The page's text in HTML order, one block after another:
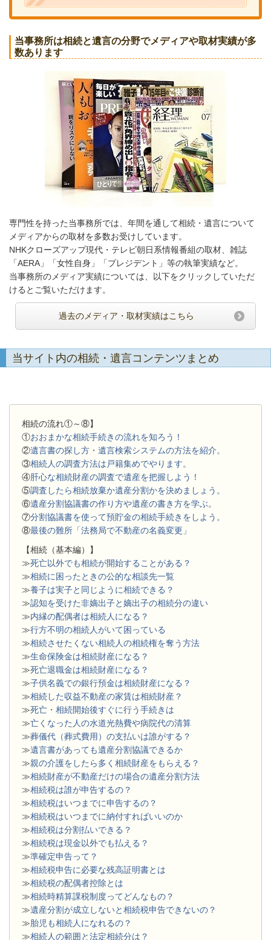
当事務所は相続と遺言の分野でメディアや取材実績が多
数あります
専門性を持った当事務所では、年間を通して相続・遺言について
メディアからの取材を多数お受けしています。
NHKクローズアップ現代・テレビ朝日系情報番組の取材、雑誌
「AERA」「女性自身」「プレジデント」等の執筆実績など。
当事務所のメディア実績については、以下をクリックしていただ
けるとご覧いただけます。
過去のメディア・取材実績はこちら
当サイト内の相続・遺言コンテンツまとめ
相続の流れ①～⑧】
①おおまかな相続手続きの流れを知ろう！
②遺言書の探し方・遺言検索システムの方法を紹介。
③相続人の調査方法は戸籍集めでやります。
④肝心な相続財産の調査で遺産を把握しよう！
⑤調査したら相続放棄か遺産分割かを決めましょう。
⑥遺産分割協議書の作り方や遺産の書き方を学ぶ。
⑦分割協議書を使って預貯金の相続手続きをしよう。
⑧最後の難所「法務局で不動産の名義変更」
【相続（基本編）】
≫死亡以外でも相続が開始することがある？
≫相続に困ったときの公的な相談先一覧
≫養子は実子と同じように相続できる？
≫認知を受けた非嫡出子と嫡出子の相続分の違い
≫内縁の配偶者は相続人になる？
≫行方不明の相続人がいて困っている
≫相続させたくない相続人の相続権を奪う方法
≫生命保険金は相続財産になる？
≫死亡退職金は相続財産になる？
≫子供名義での銀行預金は相続財産になる？
≫相続した収益不動産の家賃は相続財産？
≫死亡・相続開始後すぐに行う手続きは
≫亡くなった人の水道光熱費や病院代の清算
≫葬儀代（葬式費用）の支払いは誰がする？
≫遺言書があっても遺産分割協議できるか
≫親の介護をしたら多く相続財産をもらえる？
≫相続財産が不動産だけの場合の遺産分割方法
≫相続税は誰が申告するの？
≫相続税はいつまでに申告するの？
≫相続税はいつまでに納付すればいいのか
≫相続税は分割払いできる？
≫相続税は現金以外でも払える？
≫準確定申告って？
≫相続税申告に必要な残高証明書とは
≫相続税の配偶者控除とは
≫相続時精算課税制度ってどんなもの？
≫遺産分割が成立しないと相続税申告できないの？
≫胎児も相続人になれるの？
≫相続人の範囲と法定相続分は？